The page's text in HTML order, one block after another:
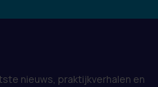
nieuws, praktijkverhalen en